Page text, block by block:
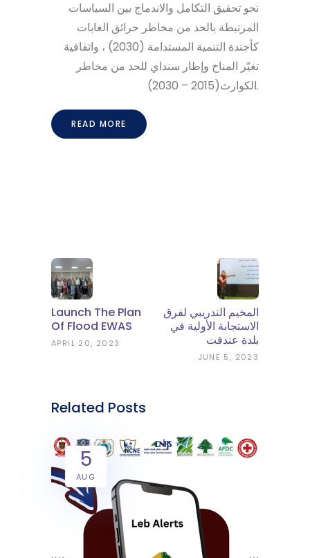
نحو تحقیق التكامل والاندماج بین السیاسات
المرتبطة بالحد من مخاطر حرائق الغابات
كأجندة التنمیة المستدامة (2030) ، واتفاقیة
تغیّر المناخ وإطار سنداي للحد من مخاطر
الكوارث(2015 – 2030).
READ MORE
Launch The Plan
Of Flood EWAS
APRIL 20, 2023
المخيم التدريبي لفرق
الاستجابة الأولية في
بلدة عندقت
JUNE 5, 2023
Related Posts
5
AUG